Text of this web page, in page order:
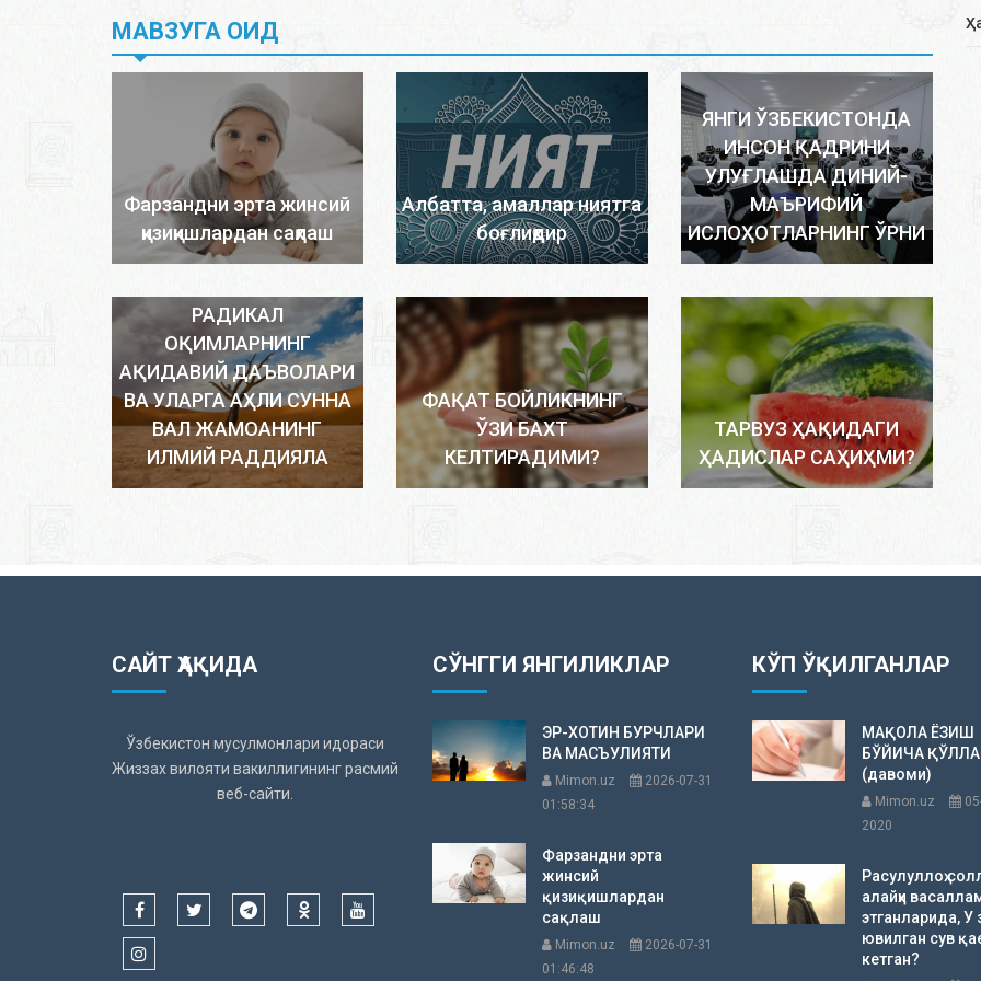
МАВЗУГА ОИД
Фарзандни эрта жинсий
қизиқишлардан сақлаш
Албатта, амаллар ниятга
боғлиқдир
ЯНГИ ЎЗБЕКИСТОНДА
ИНСОН ҚАДРИНИ
УЛУҒЛАШДА ДИНИЙ-
МАЪРИФИЙ
ИСЛОҲОТЛАРНИНГ ЎРНИ
РАДИКАЛ
ОҚИМЛАРНИНГ
АҚИДАВИЙ ДАЪВОЛАРИ
ВА УЛАРГА АҲЛИ СУННА
ВАЛ ЖАМОАНИНГ
ИЛМИЙ РАДДИЯЛА
ФАҚАТ БОЙЛИКНИНГ
ЎЗИ БАХТ
КЕЛТИРАДИМИ?
ТАРВУЗ ҲАҚИДАГИ
ҲАДИСЛАР САҲИҲМИ?
САЙТ ҲАҚИДА
Ўзбекистон мусулмонлари идораси
Жиззах вилояти вакиллигининг расмий
веб-сайти.
СЎНГГИ ЯНГИЛИКЛАР
ЭР-ХОТИН БУРЧЛАРИ
ВА МАСЪУЛИЯТИ
Mimon.uz
2026-07-31
01:58:34
Фарзандни эрта
жинсий
қизиқишлардан
сақлаш
Mimon.uz
2026-07-31
01:46:48
КЎП ЎҚИЛГАНЛАР
МАҚОЛА ЁЗИШ
БЎЙИЧА
(давоми)
Mimon.uz
2020
Расулуллоҳ
алайҳи
этганларида, У
ювилган сув
кетган?